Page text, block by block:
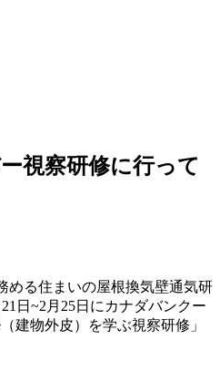
視察研修に行って
める住まいの屋根換気壁通気研
21 日 ~2 月 25日にカナダバンクー
（建物外皮）を学ぶ視察研修」